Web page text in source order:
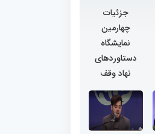
جزئیات
چهارمین
نمایشگاه
دستاوردهای
نهاد وقف